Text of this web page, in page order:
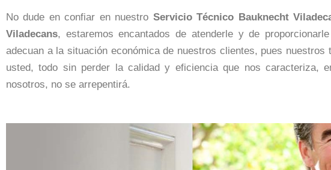
No dude en confiar en nuestro Servicio Técnico Bauknecht
Viladecans, estaremos encantados de atenderle y de
adecuan a la situación económica de nuestros clientes, pues
usted, todo sin perder la calidad y eficiencia que nos caracteriza,
nosotros, no se arrepentirá.